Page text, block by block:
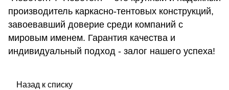
производитель каркасно-тентовых конструкций,
завоевавший доверие среди компаний с
мировым именем. Гарантия качества и
индивидуальный подход - залог нашего успеха!
Назад к списку